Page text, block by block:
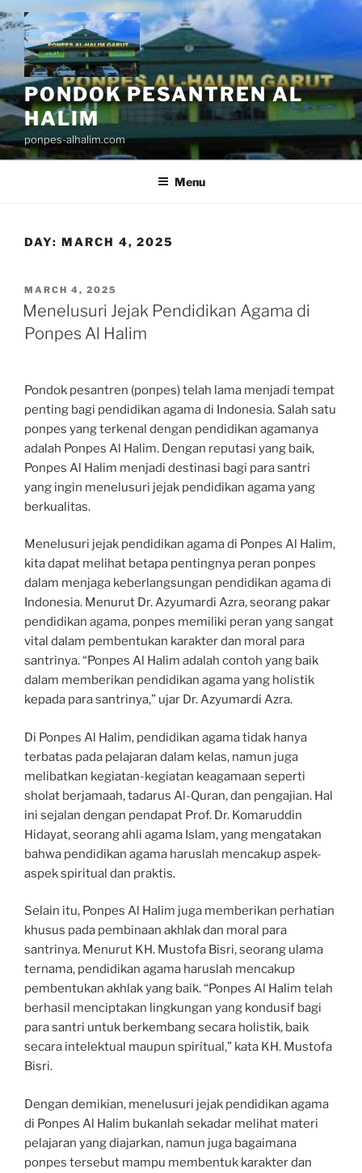
Skip
to
content
PONDOK PESANTREN AL
HALIM
ponpes-alhalim.com
Menu
DAY: MARCH 4, 2025
POSTED
ON
MARCH 4, 2025
Menelusuri Jejak Pendidikan Agama di
Ponpes Al Halim
Pondok pesantren (ponpes) telah lama menjadi tempat
penting bagi pendidikan agama di Indonesia. Salah satu
ponpes yang terkenal dengan pendidikan agamanya
adalah Ponpes Al Halim. Dengan reputasi yang baik,
Ponpes Al Halim menjadi destinasi bagi para santri
yang ingin menelusuri jejak pendidikan agama yang
berkualitas.
Menelusuri jejak pendidikan agama di Ponpes Al Halim,
kita dapat melihat betapa pentingnya peran ponpes
dalam menjaga keberlangsungan pendidikan agama di
Indonesia. Menurut Dr. Azyumardi Azra, seorang pakar
pendidikan agama, ponpes memiliki peran yang sangat
vital dalam pembentukan karakter dan moral para
santrinya. “Ponpes Al Halim adalah contoh yang baik
dalam memberikan pendidikan agama yang holistik
kepada para santrinya,” ujar Dr. Azyumardi Azra.
Di Ponpes Al Halim, pendidikan agama tidak hanya
terbatas pada pelajaran dalam kelas, namun juga
melibatkan kegiatan-kegiatan keagamaan seperti
sholat berjamaah, tadarus Al-Quran, dan pengajian. Hal
ini sejalan dengan pendapat Prof. Dr. Komaruddin
Hidayat, seorang ahli agama Islam, yang mengatakan
bahwa pendidikan agama haruslah mencakup aspek-
aspek spiritual dan praktis.
Selain itu, Ponpes Al Halim juga memberikan perhatian
khusus pada pembinaan akhlak dan moral para
santrinya. Menurut KH. Mustofa Bisri, seorang ulama
ternama, pendidikan agama haruslah mencakup
pembentukan akhlak yang baik. “Ponpes Al Halim telah
berhasil menciptakan lingkungan yang kondusif bagi
para santri untuk berkembang secara holistik, baik
secara intelektual maupun spiritual,” kata KH. Mustofa
Bisri.
Dengan demikian, menelusuri jejak pendidikan agama
di Ponpes Al Halim bukanlah sekadar melihat materi
pelajaran yang diajarkan, namun juga bagaimana
ponpes tersebut mampu membentuk karakter dan